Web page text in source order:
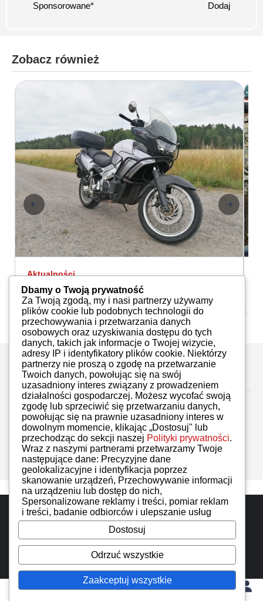
Sponsorowane* Dodaj
Zobacz również
Aktualności
ETV
Marcin Suszczewski 12.05.2022
Zostaw komentarz
Brak komentarzy
Do góry
iMoto wszelkie prawa zastrzeżone. Designed by
IzerGroup
Dbamy o Twoją prywatność
Za Twoją zgodą, my i nasi partnerzy używamy
plików cookie lub podobnych technologii do
przechowywania i przetwarzania danych
osobowych oraz uzyskiwania dostępu do tych
danych, takich jak informacje o Twojej wizycie,
adresy IP i identyfikatory plików cookie. Niektórzy
partnerzy nie proszą o zgodę na przetwarzanie
Twoich danych, powołując się na swój
uzasadniony interes związany z prowadzeniem
działalności gospodarczej. Możesz wycofać swoją
zgodę lub sprzeciwić się przetwarzaniu danych,
powołując się na prawnie uzasadniony interes w
dowolnym momencie, klikając „Dostosuj" lub
przechodząc do sekcji naszej Polityki prywatności.
Wraz z naszymi partnerami przetwarzamy Twoje
następujące dane: Precyzyjne dane
geolokalizacyjne i identyfikacja poprzez
skanowanie urządzeń, Przechowywanie informacji
na urządzeniu lub dostęp do nich,
Spersonalizowane reklamy i treści, pomiar reklam
i treści, badanie odbiorców i ulepszanie usług
Dostosuj
Odrzuć wszystkie
Zaakceptuj wszystkie